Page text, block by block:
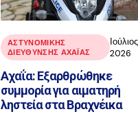
ΑΣΤΥΝΟΜΙΚΉΣ
ΔΙΕΎΘΥΝΣΗΣ ΑΧΑΪ́ΑΣ
2026
Αχαΐα: Εξαρθρώθηκε
συμμορία για αιματηρή
ληστεία στα Βραχνέικα